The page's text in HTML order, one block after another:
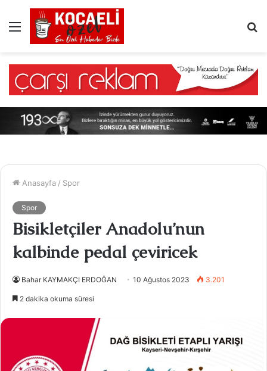
Menü
Anasayfa / Spor
Spor
Bisikletçiler Anadolu’nun
kalbinde pedal çeviricek
Bahar KAYMAKÇI ERDOĞAN 10 Ağustos 2023 3.201
2 dakika okuma süresi